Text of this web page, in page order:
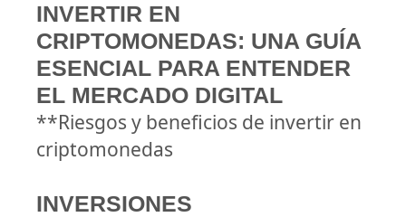
INVERTIR EN
CRIPTOMONEDAS: UNA GUÍA
ESENCIAL PARA ENTENDER
EL MERCADO DIGITAL
**Riesgos y beneficios de invertir en
criptomonedas
INVERSIONES